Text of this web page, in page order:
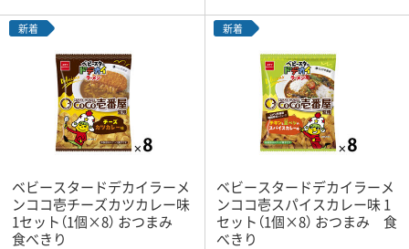
新着
ベビースタードデカイラーメ
ンココ壱チーズカツカレー味
1セット（1個×8） おつまみ
食べきり
新着
ベビースタードデカイラーメ
ンココ壱スパイスカレー味 1
セット（1個×8） おつまみ 食
べきり